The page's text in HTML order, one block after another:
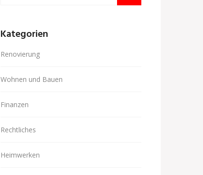
Kategorien
Renovierung
Wohnen und Bauen
Finanzen
Rechtliches
Heimwerken